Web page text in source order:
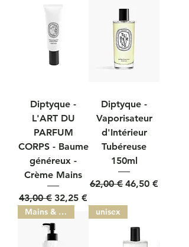
Diptyque -
L'ART DU
PARFUM
CORPS - Baume
généreux -
Crème Mains
Prezzo regolare
43,00 € Prezzo scontato
32,25 €
Diptyque -
Vaporisateur
d'Intérieur
Tubéreuse
150ml
Prezzo regolare
62,00 € Prezzo
46,50 €
Mains & Corps unisex